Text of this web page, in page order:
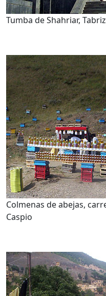
Tumba de Shahriar, Tabriz
Colmenas de abejas,
Caspio